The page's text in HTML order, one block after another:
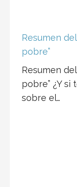
Resumen
pobre”
Resumen
pobre” ¿Y
sobre el…